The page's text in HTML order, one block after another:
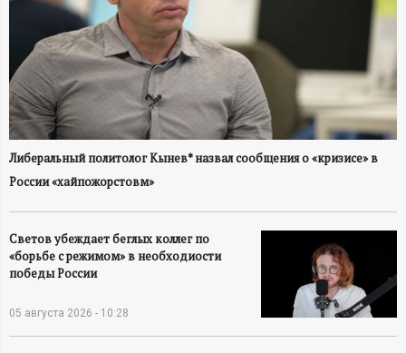
М
А
Й
А
Н
-
Либеральный политолог Кынев* назвал сообщения о «кризисе» в
России «хайпожорстовм»
Светов убеждает беглых коллег по
«борьбе с режимом» в необходиости
победы России
05 августа 2026 - 10:28